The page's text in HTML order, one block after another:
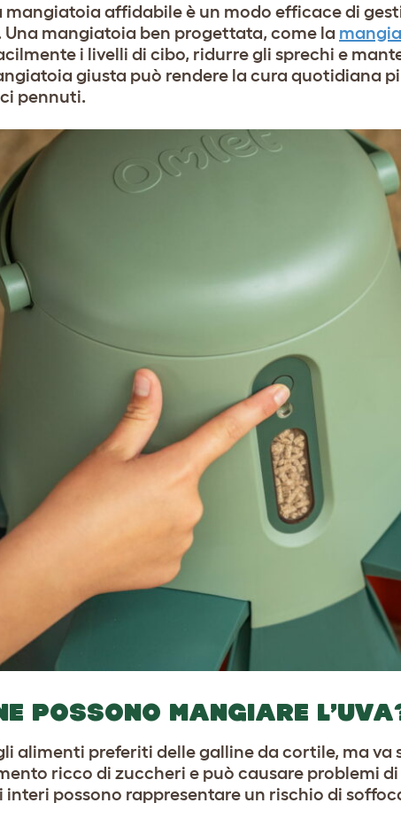
mangiatoia affidabile è un modo efficace di
mangiatoia ben progettata, come la
i livelli di cibo, ridurre gli sprechi e
giusta può rendere la cura quotidiana
pennuti.
POSSONO MANGIARE
alimenti preferiti delle galline da cortile, ma
ricco di zuccheri e può causare problemi
interi possono rappresentare un rischio di